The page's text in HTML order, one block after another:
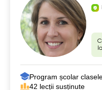
Program școlar
42 lecții susținute